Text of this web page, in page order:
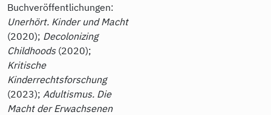
Buchveröffentlichungen:
Unerhört. Kinder und Macht
(2020); Decolonizing
Childhoods(2020);
Kritische
Kinderrechtsforschung
(2023); Adultismus. Die
Macht der Erwachsenen